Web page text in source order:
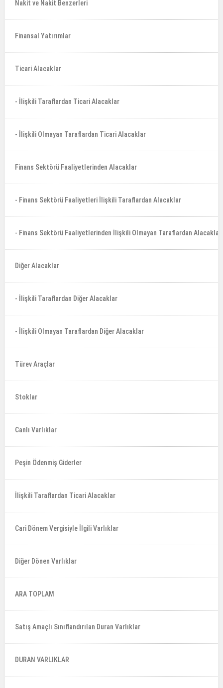
Nakit ve Nakit Benzerleri
Finansal Yatırımlar
Ticari Alacaklar
- İlişkili Taraflardan Ticari Alacaklar
- İlişkili Olmayan Taraflardan Ticari Alacaklar
Finans Sektörü Faaliyetlerinden Alacaklar
- Finans Sektörü Faaliyetleri İlişkili Taraflardan Alacaklar
- Finans Sektörü Faaliyetlerinden İlişkili Olmayan Taraflardan Alacaklar
Diğer Alacaklar
- İlişkili Taraflardan Diğer Alacaklar
- İlişkili Olmayan Taraflardan Diğer Alacaklar
Türev Araçlar
Stoklar
Canlı Varlıklar
Peşin Ödenmiş Giderler
İlişkili Taraflardan Ticari Alacaklar
Cari Dönem Vergisiyle İlgili Varlıklar
Diğer Dönen Varlıklar
ARA TOPLAM
Satış Amaçlı Sınıflandırılan Duran Varlıklar
DURAN VARLIKLAR